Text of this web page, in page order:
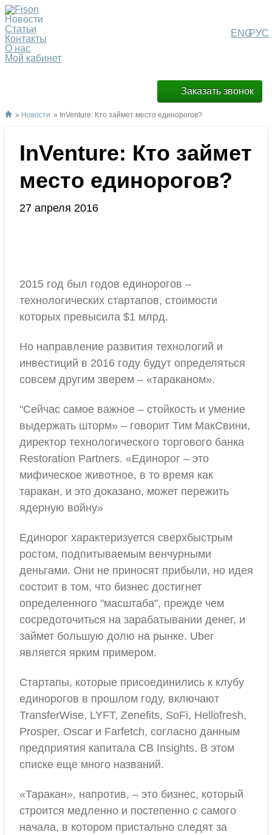
РУС
ENG
Новости
Статьи
Контакты
О нас
Мой кабинет
Заказать звонок
» Новости » InVenture: Кто займет место единорогов?
InVenture: Кто займет
место единорогов?
27 апреля 2016
2015 год был годов единорогов –
технологических стартапов, стоимости
которых превысила $1 млрд.
Но направление развития технологий и
инвестиций в 2016 году будут определяться
совсем другим зверем – «тараканом».
"Сейчас самое важное – стойкость и умение
выдержать шторм» – говорит Тим МакСвини,
директор технологического торгового банка
Restoration Partners. «Единорог – это
мифическое животное, в то время как
таракан, и это доказано, может пережить
ядерную войну»
Единорог характеризуется сверхбыстрым
ростом, подпитываемым венчурными
деньгами. Они не приносят прибыли, но идея
состоит в том, что бизнес достигнет
определенного "масштаба", прежде чем
сосредоточиться на зарабатывании денег, и
займет большую долю на рынке. Uber
является ярким примером.
Стартапы, которые присоединились к клубу
единорогов в прошлом году, включают
TransferWise, LYFT, Zenefits, SoFi, Hellofresh,
Prosper, Oscar и Farfetch, согласно данным
предприятия капитала CB Insights. В этом
списке еще много названий.
«Таракан», напротив, – это бизнес, который
строится медленно и постепенно с самого
начала, в котором пристально следят за